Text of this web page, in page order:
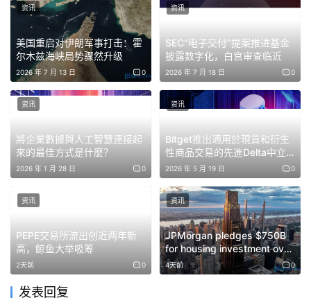
Koinly 能夠協調跨完全不同區塊鏈的交易活動，因此非常適
合錢包分散在 MetaMask、Solana、Cosmos 和多個中心
化交易所 (CEX) 的交易者。 Koinly 可以將分散的投資組合
轉化為清晰、便於審計的稅務文件。
硬幣追踪器 — 速度 + 智慧分類
Alt cap：一個黑白幾何標誌，由兩個相互交錯的形狀組
成，類似於菱形或正方形，其中一個旋轉並覆蓋了另一個，
CoinTracker 以驚人的速度處理大量加密貨幣交易活動而聞
名。其機器學習分類引擎能夠自動辨識數千種代幣類型，即
使元資料不完整，也能智慧推斷交易用途。
美国重启对伊朗军事打击：霍
尔木兹海峡局势骤然升级
2026 年 7 月 13 日 0
资讯
SEC“电子交付”提案推进基金
披露数字化，白宫审查临近
2026 年 7 月 18 日 0
资讯
將企業數據與人工智慧連接起
來的最佳方式是什麼？
2026 年 1 月 28 日 0
资讯
Bitget推出適用於現貨和衍生
性商品交易的先進Delta中立
風險框架
2026 年 5 月 19 日 0
资讯
PEPE交易所流出创近两年新
高，鲸鱼大举吸筹
2天前 0
资讯
JPMorgan pledges $750B
for housing investment over
the next decade
4天前 0
资讯
发表回复